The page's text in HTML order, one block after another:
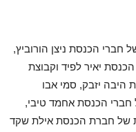
הכנסת ניצן הורוביץ,
יאיר לפיד וקבוצת
היבה יזבק, סמי אבו
הכנסת אחמד טיבי,
של חברת הכנסת אילת שקד